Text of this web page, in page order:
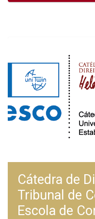
Cátedra de
Tribunal de
Escola de